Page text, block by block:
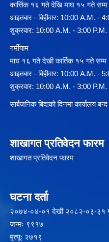
कार्त्तिक १६ गते देखि माघ १५ गते सम्म
आइतबार - बिहीवार: 10:00 A.M. -
शुक्रवार: 10:00 A.M. - 3:00 P.M.
गर्मीयाम
माघ १६ गते देखी कार्तिक १५ गते सम्म
आइतबार - बिहीवार: 10:00 A.M. -
शुक्रवार: 10:00 A.M. - 3:00 P.M.
सार्बजनिक बिदाको दिनमा कार्यालय
शाखागत प्रतिवेदन फारम
शाखागत प्रतिवेदन फारम
घटना दर्ता
२‍०७४-०४-०१ देखी २०८२-०३-३१
जन्मः ९९१७
मृत्यूः २७१९